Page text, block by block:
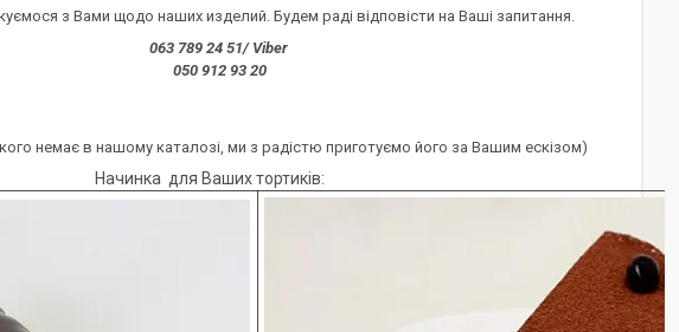
з Вами щодо наших изделий. Будем раді відповісти на Ваші запитання.
063 789 24 51/ Viber
050 912 93 20
немає в нашому каталозі, ми з радістю приготуємо його за Вашим ескізом)
Начинка для Ваших тортиків: